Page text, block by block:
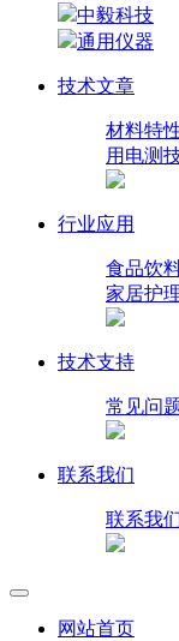
中毅科技
通用仪器
技术文章
材料特
用电测
行业应用
食品饮
家居护
技术支持
常见问
联系我们
联系我
网站首页